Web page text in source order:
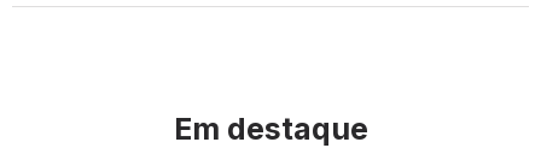
Em destaque